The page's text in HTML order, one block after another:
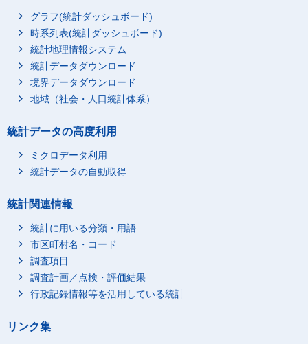
グラフ(統計ダッシュボード)
時系列表(統計ダッシュボード)
統計地理情報システム
統計データダウンロード
境界データダウンロード
地域（社会・人口統計体系）
統計データの高度利用
ミクロデータ利用
統計データの自動取得
統計関連情報
統計に用いる分類・用語
市区町村名・コード
調査項目
調査計画／点検・評価結果
行政記録情報等を活用している統計
リンク集